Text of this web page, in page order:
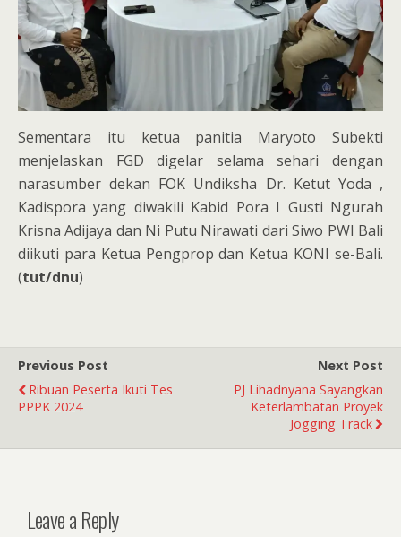
Sementara itu ketua panitia Maryoto Subekti
menjelaskan FGD digelar selama sehari dengan
narasumber dekan FOK Undiksha Dr. Ketut Yoda ,
Kadispora yang diwakili Kabid Pora I Gusti Ngurah
Krisna Adijaya dan Ni Putu Nirawati dari Siwo PWI Bali
diikuti para Ketua Pengprop dan Ketua KONI se-Bali.
(tut/dnu)
Previous Post
Ribuan Peserta Ikuti Tes
PPPK 2024
Next Post
PJ Lihadnyana Sayangkan
Keterlambatan Proyek
Jogging Track
Leave a Reply